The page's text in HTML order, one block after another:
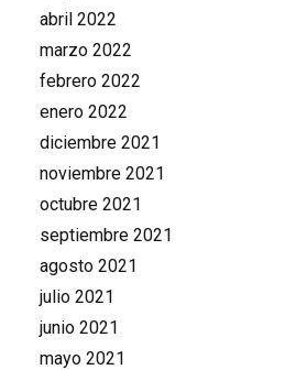
abril 2022
marzo 2022
febrero 2022
enero 2022
diciembre 2021
noviembre 2021
octubre 2021
septiembre 2021
agosto 2021
julio 2021
junio 2021
mayo 2021